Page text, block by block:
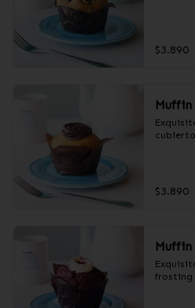
$3.890
$3.890
Muffin
frosting